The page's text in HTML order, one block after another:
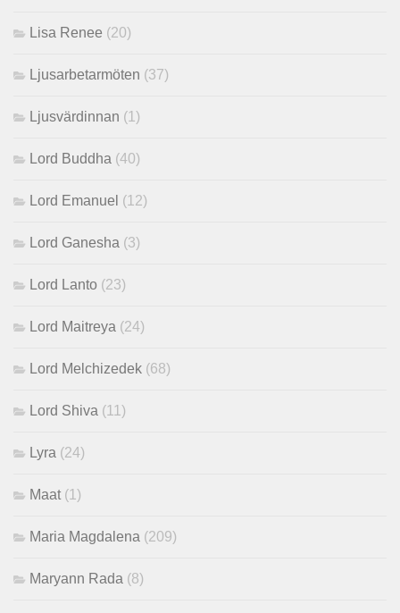
Lisa Renee (20)
Ljusarbetarmöten (37)
Ljusvärdinnan (1)
Lord Buddha (40)
Lord Emanuel (12)
Lord Ganesha (3)
Lord Lanto (23)
Lord Maitreya (24)
Lord Melchizedek (68)
Lord Shiva (11)
Lyra (24)
Maat(1)
Maria Magdalena (209)
Maryann Rada (8)